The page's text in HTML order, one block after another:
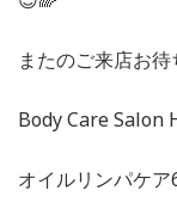
またのご来店お待
Body Care Salon
オイルリンパケ